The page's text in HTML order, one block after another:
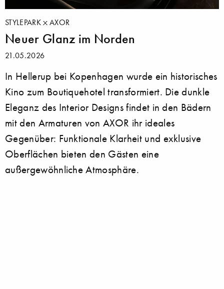
STYLEPARK AXOR
Neuer Glanz im Norden
21.05.2026
In Hellerup bei Kopenhagen wurde ein historisches
Kino zum Boutiquehotel transformiert. Die dunkle
Eleganz des Interior Designs findet in den Bädern
mit den Armaturen von AXOR ihr ideales
Gegenüber: Funktionale Klarheit und exklusive
Oberflächen bieten den Gästen eine
außergewöhnliche Atmosphäre.